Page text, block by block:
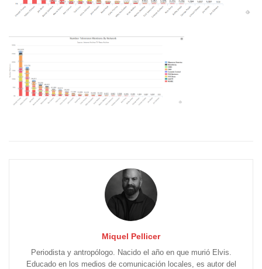
Miquel Pellicer
Periodista y antropólogo. Nacido el año en que murió Elvis.
Educado en los medios de comunicación locales, es autor del